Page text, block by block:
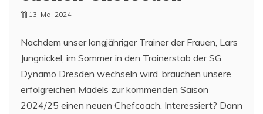
13. Mai 2024
Nachdem unser langjähriger Trainer der Frauen, Lars
Jungnickel, im Sommer in den Trainerstab der SG
Dynamo Dresden wechseln wird, brauchen unsere
erfolgreichen Mädels zur kommenden Saison
2024/25 einen neuen Chefcoach. Interessiert? Dann